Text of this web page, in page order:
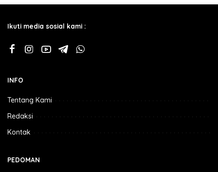
Ikuti media sosial kami :
INFO
Tentang Kami
Redaksi
Kontak
PEDOMAN